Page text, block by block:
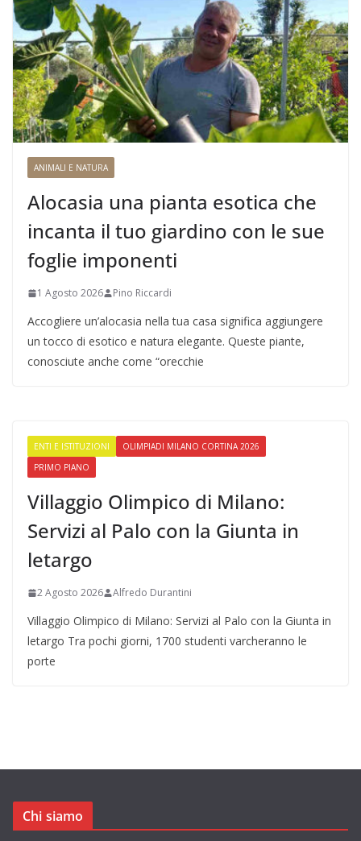
ANIMALI E NATURA
Alocasia una pianta esotica che
incanta il tuo giardino con le sue
foglie imponenti
1 Agosto 2026 Pino Riccardi
Accogliere un’alocasia nella tua casa significa aggiungere
un tocco di esotico e natura elegante. Queste piante,
conosciute anche come “orecchie
ENTI E ISTITUZIONI
OLIMPIADI MILANO CORTINA 2026
PRIMO PIANO
Villaggio Olimpico di Milano:
Servizi al Palo con la Giunta in
letargo
2 Agosto 2026 Alfredo Durantini
Villaggio Olimpico di Milano: Servizi al Palo con la Giunta in
letargo Tra pochi giorni, 1700 studenti varcheranno le
porte
Chi siamo